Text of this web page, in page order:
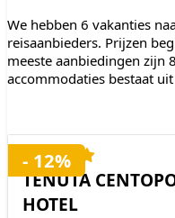
We hebben 6 vakanties
reisaanbieders. Prijzen
meeste aanbiedingen zijn
accommodaties bestaat
TENUTA
HOTEL
- 12%